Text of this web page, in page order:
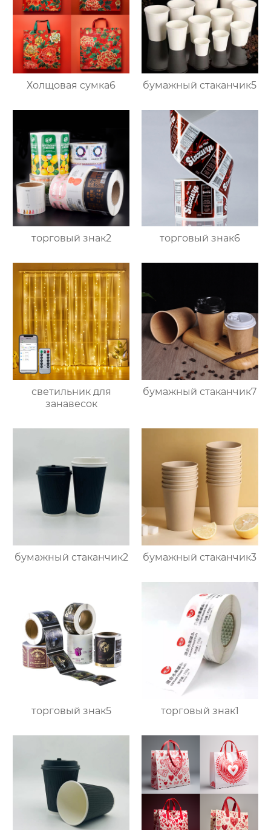
Холщовая сумка6 бумажный стаканчик5
торговый знак2 торговый знак6
светильник для
занавесок
бумажный стаканчик7
бумажный стаканчик2 бумажный стаканчик3
торговый знак5 торговый знак1